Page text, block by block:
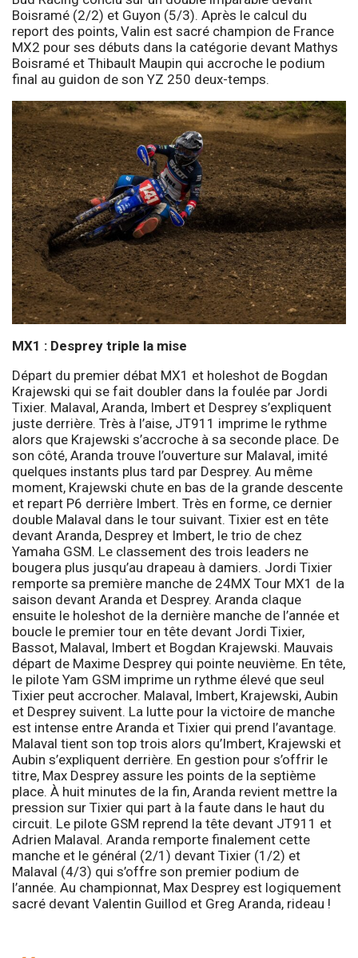
Boisramé (2/2) et Guyon (5/3). Après le calcul du
report des points, Valin est sacré champion de France
MX2 pour ses débuts dans la catégorie devant Mathys
Boisramé et Thibault Maupin qui accroche le podium
final au guidon de son YZ 250 deux-temps.
MX1 : Desprey triple la mise
Départ du premier débat MX1 et holeshot de Bogdan
Krajewski qui se fait doubler dans la foulée par Jordi
Tixier. Malaval, Aranda, Imbert et Desprey s’expliquent
juste derrière. Très à l’aise, JT911 imprime le rythme
alors que Krajewski s’accroche à sa seconde place. De
son côté, Aranda trouve l’ouverture sur Malaval, imité
quelques instants plus tard par Desprey. Au même
moment, Krajewski chute en bas de la grande descente
et repart P6 derrière Imbert. Très en forme, ce dernier
double Malaval dans le tour suivant. Tixier est en tête
devant Aranda, Desprey et Imbert, le trio de chez
Yamaha GSM. Le classement des trois leaders ne
bougera plus jusqu’au drapeau à damiers. Jordi Tixier
remporte sa première manche de 24MX Tour MX1 de la
saison devant Aranda et Desprey. Aranda claque
ensuite le holeshot de la dernière manche de l’année et
boucle le premier tour en tête devant Jordi Tixier,
Bassot, Malaval, Imbert et Bogdan Krajewski. Mauvais
départ de Maxime Desprey qui pointe neuvième. En tête,
le pilote Yam GSM imprime un rythme élevé que seul
Tixier peut accrocher. Malaval, Imbert, Krajewski, Aubin
et Desprey suivent. La lutte pour la victoire de manche
est intense entre Aranda et Tixier qui prend l’avantage.
Malaval tient son top trois alors qu’Imbert, Krajewski et
Aubin s’expliquent derrière. En gestion pour s’offrir le
titre, Max Desprey assure les points de la septième
place. À huit minutes de la fin, Aranda revient mettre la
pression sur Tixier qui part à la faute dans le haut du
circuit. Le pilote GSM reprend la tête devant JT911 et
Adrien Malaval. Aranda remporte finalement cette
manche et le général (2/1) devant Tixier (1/2) et
Malaval (4/3) qui s’offre son premier podium de
l’année. Au championnat, Max Desprey est logiquement
sacré devant Valentin Guillod et Greg Aranda, rideau !